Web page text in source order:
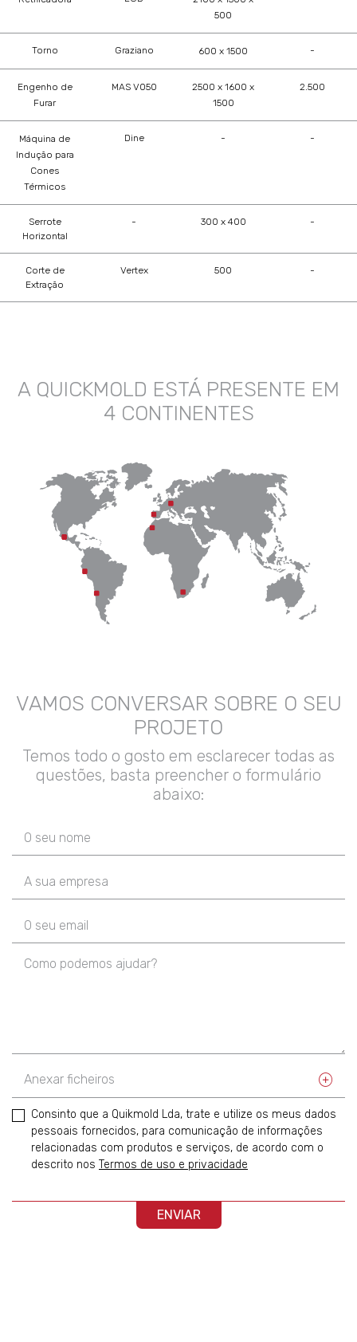
500
Torno Graziano 600 x 1500 -
Engenho de
Furar
MAS V050
2500 x 1600 x
1500
2.500
Máquina de
Indução para
Cones
Térmicos
Dine - -
Serrote
Horizontal
- 300 x 400 -
Corte de
Extração
Vertex 500 -
A QUICKMOLD ESTÁ PRESENTE EM
4 CONTINENTES
VAMOS CONVERSAR SOBRE O SEU
PROJETO
Temos todo o gosto em esclarecer todas as
questões, basta preencher o formulário
abaixo:
Anexar ficheiros
Consinto que a Quikmold Lda, trate e utilize os meus dados
pessoais fornecidos, para comunicação de informações
relacionadas com produtos e serviços, de acordo com o
descrito nos Termos de uso e privacidade
ENVIAR